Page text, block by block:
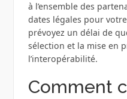
à l’ensemble des
dates légales pour
prévoyez un délai de
sélection et la mise en
l’interopérabilité.
Comment